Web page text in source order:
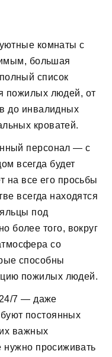
комнаты с
большая
список
пожилых людей, от
до инвалидных
кроватей.
персонал — с
всегда будет
на все его просьбы
всегда находятся
под
более того, вокруг
со
способны
пожилых людей.
7 — даже
постоянных
важных
нужно просиживать